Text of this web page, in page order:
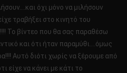
όχι μόνο να μιλήσουν
τραβήξει στο κινητό του
Το βίντεο που θα σας παραθέσω
και ότι ήταν παραμύθι….όμως
Αυτό διότι χωρίς να ξέρουμε από
είχε να κάνει με κάτι το